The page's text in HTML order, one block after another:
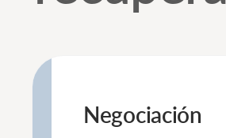
Negociación